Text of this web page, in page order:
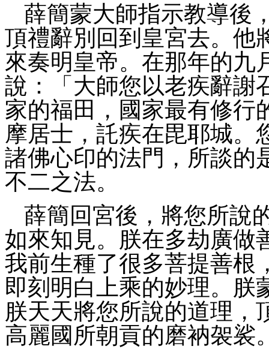
薛簡蒙大師指示教導後
頂禮辭別回到皇宮去。他
來奏明皇帝。在那年的九
說：「大師您以老疾辭謝
家的福田，國家最有修行
摩居士，託疾在毘耶城。
諸佛心印的法門，所談
不二之法。
薛簡回宮後，將您所說
如來知見。朕在多劫廣做
我前生種了很多菩提善根
即刻明白上乘的妙理。朕
朕天天將您所說的道理，
高麗國所朝貢的磨衲袈裟